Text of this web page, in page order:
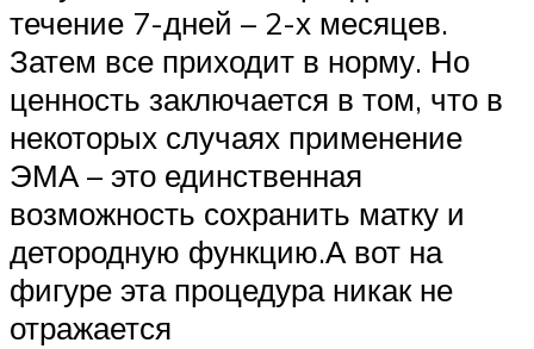
течение 7-дней – 2-х месяцев.
Затем все приходит в норму. Но
ценность заключается в том, что в
некоторых случаях применение
ЭМА – это единственная
возможность сохранить матку и
детородную функцию.А вот на
фигуре эта процедура никак не
отражается